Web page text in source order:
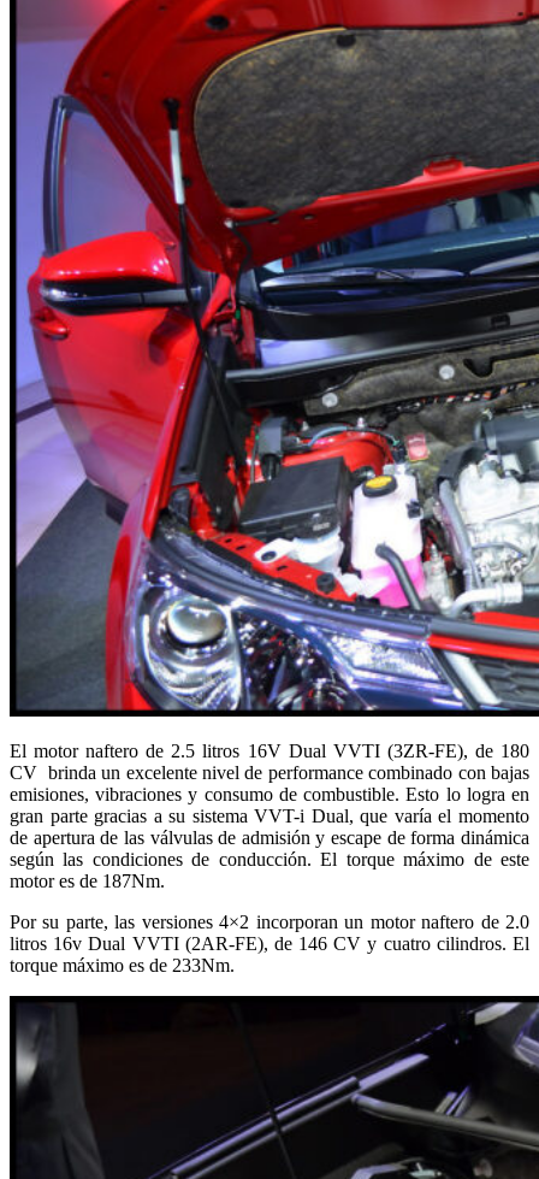
El motor naftero de 2.5 litros 16V Dual VVTI (3ZR-FE), de 180
CV brinda un excelente nivel de performance combinado con bajas
emisiones, vibraciones y consumo de combustible. Esto lo logra en
gran parte gracias a su sistema VVT-i Dual, que varía el momento
de apertura de las válvulas de admisión y escape de forma dinámica
según las condiciones de conducción. El torque máximo de este
motor es de 187Nm.
Por su parte, las versiones 4×2 incorporan un motor naftero de 2.0
litros 16v Dual VVTI (2AR-FE), de 146 CV y cuatro cilindros. El
torque máximo es de 233Nm.